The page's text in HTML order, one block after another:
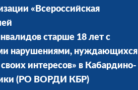
«Всероссийская
старше 18 лет с
нарушениями, нуждающихся
интересов» в Кабардино-
(РО ВОРДИ КБР)